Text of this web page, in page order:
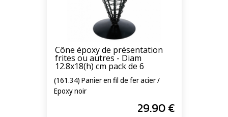
Cône époxy de présentation
frites ou autres - Diam
12.8x18(h) cm pack de 6
(161.34) Panier en fil de fer acier /
Epoxy noir
29.90€